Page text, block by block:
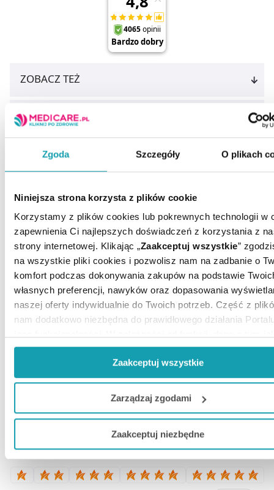
Zgoda Szczegóły O plikach
Niniejsza strona korzysta z plików cookie
Korzystamy z plików cookies lub pokrewnych technologii w
zapewnienia Ci najlepszych doświadczeń z korzystania z
strony internetowej. Klikając „Zaakceptuj wszystkie”
na wszystkie pliki cookies i pozwolisz nam na zadbanie o
komfort podczas dokonywania zakupów na podstawie
własnych preferencji, nawyków oraz dopasowania
naszej oferty indywidualnie do Twoich potrzeb. Część z
nam dodatkowo niezbędna do prawidłowego działania
korzystasz z naszej witryny będą również przekazywane do
naszych Partnerów marketingowych i analitycznych.
Jeżeli chcesz dostosować swoją zgodę i wybrać tylko
aktywności dokonaj preferowanych przez Ciebie wyborów i
oznaczało, że nie wyrażasz zgody na pozyskiwanie od
Zaakceptuj wszystkie
Zarządzaj zgodami
Zaakceptuj niezbędne
ZOBACZ TEŻ
ARTYKUŁY
MOŻE CI SIĘ PRZYDAĆ
Opinie o produkcie
Wszystkie opinie są zweryfikowane
5.00
1 opinia klientów zebranych i zweryfikowanych
Jak zbieramy opinie?
5
100.00%
2
0%